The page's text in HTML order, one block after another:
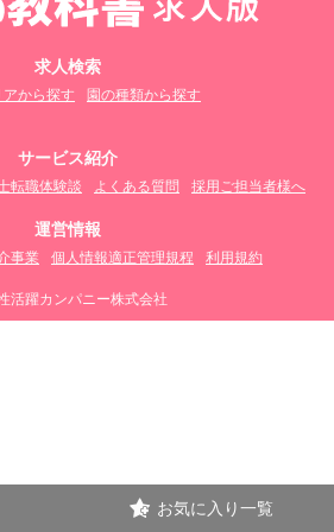
求人検索
アから探す
園の種類から探す
サービス紹介
転職体験談 よくある質問 採用ご担当者様へ
運営情報
事業 個人情報適正管理規程 利用規約
活躍カンパニー株式会社
お気に入り一覧